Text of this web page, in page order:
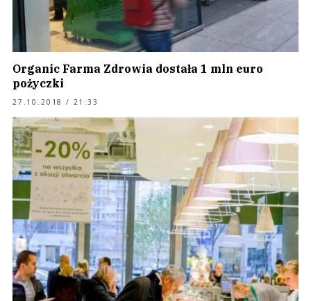
Organic Farma Zdrowia dostała 1 mln euro
pożyczki
27.10.2018 / 21:33